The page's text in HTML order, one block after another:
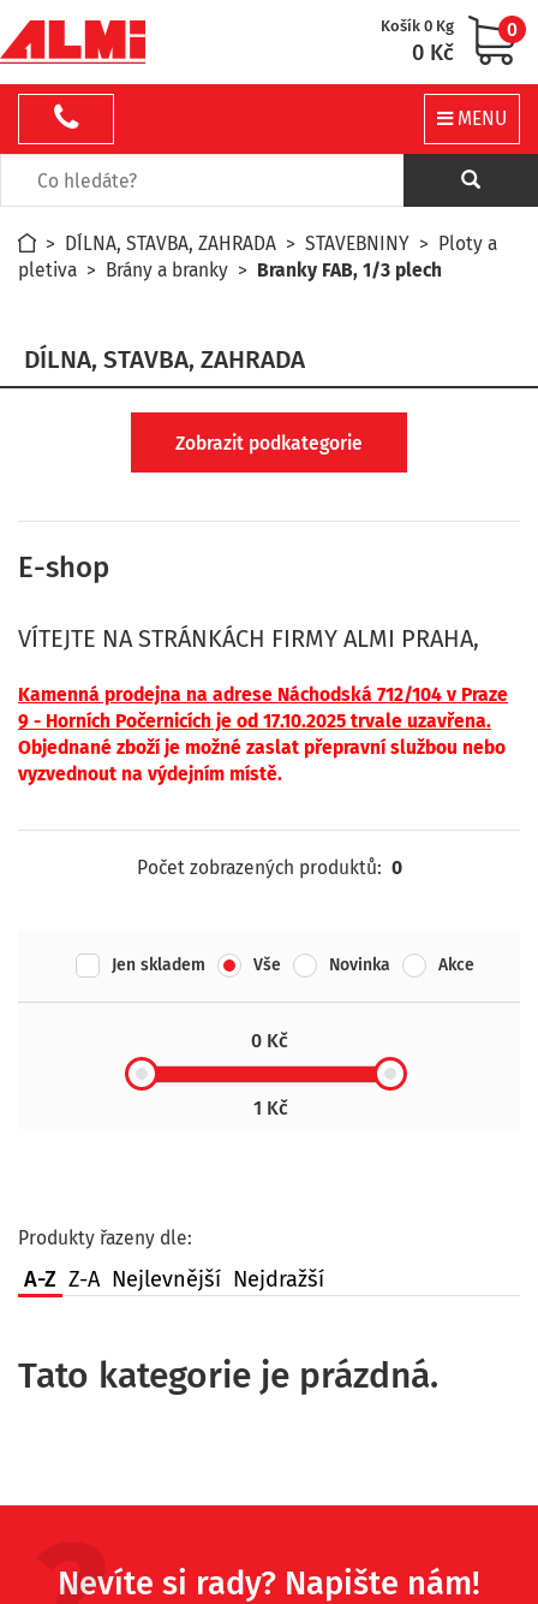
Košík 0 Kg
0 Kč
0
MENU
> DÍLNA, STAVBA, ZAHRADA > STAVEBNINY > Ploty a
pletiva > Brány a branky > Branky FAB, 1/3 plech
DÍLNA, STAVBA, ZAHRADA
Zobrazit podkategorie
E-shop
VÍTEJTE NA STRÁNKÁCH FIRMY ALMI PRAHA,
Kamenná prodejna na adrese Náchodská 712/104 v Praze
9 - Horních Počernicích je od 17.10.2025 trvale uzavřena.
Objednané zboží je možné zaslat přepravní službou nebo
vyzvednout na výdejním místě.
Počet zobrazených produktů: 0
Jen skladem Vše Novinka Akce
0 Kč
1 Kč
Produkty řazeny dle:
A-Z Z-A Nejlevnější Nejdražší
Tato kategorie je prázdná.
Nevíte si rady? Napište nám!